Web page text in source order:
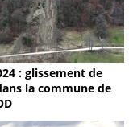
: glissement de
la commune de